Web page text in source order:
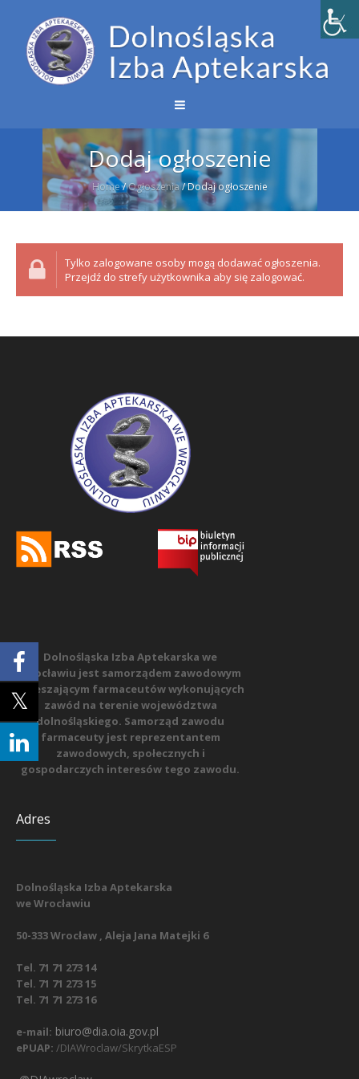
Dodaj ogłoszenie
Home/Ogłoszenia/Dodaj ogłoszenie
Tylko zalogowane osoby mogą dodawać ogłoszenia.
Przejdź do strefy użytkownika aby się zalogować.
Dolnośląska Izba Aptekarska we
Wrocławiu jest samorządem zawodowym
zrzeszającym farmaceutów wykonujących
zawód na terenie województwa
dolnośląskiego. Samorząd zawodu
farmaceuty jest reprezentantem
zawodowych, społecznych i
gospodarczych interesów tego zawodu.
Adres
Dolnośląska Izba Aptekarska
we Wrocławiu
50-333 Wrocław , Aleja Jana Matejki 6
Tel. 71 71 273 14
Tel. 71 71 273 15
Tel. 71 71 273 16
e-mail: biuro@dia.oia.gov.pl
ePUAP: /DIAWroclaw/SkrytkaESP